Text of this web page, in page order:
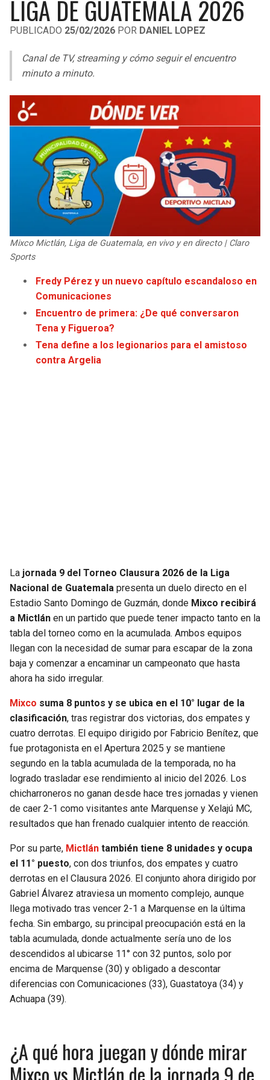
LIGA DE EXPANSIÓN MX
LEAGUES CUP
UEFA EUROPA LEAGUE
UEFA CONFERENCE LEAGUE
MLS
COPA SUDAMERICANA
LIGA BETPLAY
OTRAS LIGAS
LIGA DE GUATEMALA 2026
PUBLICADO 25/02/2026 POR DANIEL LOPEZ
Canal de TV, streaming y cómo seguir el encuentro
minuto a minuto.
Mixco Mictlán, Liga de Guatemala, en vivo y en directo | Claro
Sports
Fredy Pérez y un nuevo capítulo escandaloso en
Comunicaciones
Encuentro de primera: ¿De qué conversaron
Tena y Figueroa?
Tena define a los legionarios para el amistoso
contra Argelia
La jornada 9 del Torneo Clausura 2026 de la Liga
Nacional de Guatemala presenta un duelo directo en el
Estadio Santo Domingo de Guzmán, donde Mixco recibirá
a Mictlán en un partido que puede tener impacto tanto en la
tabla del torneo como en la acumulada. Ambos equipos
llegan con la necesidad de sumar para escapar de la zona
baja y comenzar a encaminar un campeonato que hasta
ahora ha sido irregular.
Mixco suma 8 puntos y se ubica en el 10° lugar de la
clasificación, tras registrar dos victorias, dos empates y
cuatro derrotas. El equipo dirigido por Fabricio Benítez, que
fue protagonista en el Apertura 2025 y se mantiene
segundo en la tabla acumulada de la temporada, no ha
logrado trasladar ese rendimiento al inicio del 2026. Los
chicharroneros no ganan desde hace tres jornadas y vienen
de caer 2-1 como visitantes ante Marquense y Xelajú MC,
resultados que han frenado cualquier intento de reacción.
Por su parte, Mictlán también tiene 8 unidades y ocupa
el 11° puesto, con dos triunfos, dos empates y cuatro
derrotas en el Clausura 2026. El conjunto ahora dirigido por
Gabriel Álvarez atraviesa un momento complejo, aunque
llega motivado tras vencer 2-1 a Marquense en la última
fecha. Sin embargo, su principal preocupación está en la
tabla acumulada, donde actualmente sería uno de los
descendidos al ubicarse 11° con 32 puntos, solo por
encima de Marquense (30) y obligado a descontar
diferencias con Comunicaciones (33), Guastatoya (34) y
Achuapa (39).
¿A qué hora juegan y dónde mirar